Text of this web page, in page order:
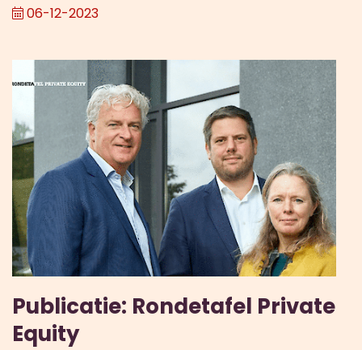
06-12-2023
Publicatie: Rondetafel Private
Equity